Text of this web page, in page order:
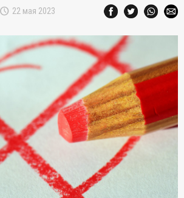
schedule 22 мая 2023